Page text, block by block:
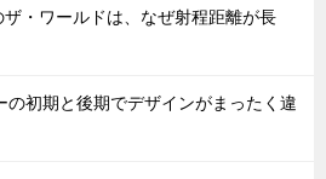
ザ・ワールドは、なぜ射程距離が長
の初期と後期でデザインがまったく違